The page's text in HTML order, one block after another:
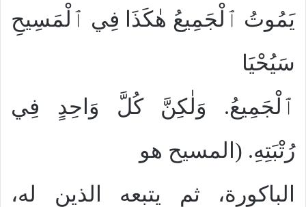
يَمُوتُ ٱلْجَمِيعُ هٰكَذَا فِي ٱلْمَسِيحِ
سَيُحْيَا
ٱلْجَمِيعُ. وَلٰكِنَّ كُلَّ وَاحِدٍ فِي
رُتْبَتِهِ. (المسيح هو
الباكورة، ثم يتبعه الذين له،